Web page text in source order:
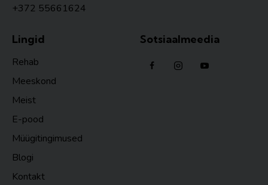
+372 55661624
Lingid
Rehab
Meeskond
Meist
E-pood
Müügitingimused
Blogi
Kontakt
Sotsiaalmeedia